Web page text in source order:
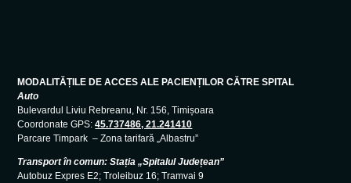
MODALITĂȚILE DE ACCES ALE PACIENȚILOR CĂTRE SPITAL
Auto
Bulevardul Liviu Rebreanu, Nr. 156, Timișoara
Coordonate GPS:45.737486, 21.241410
Parcare Timpark – Zona tarifară „Albastru”
Transport în comun: Stația „Spitalul Județean”
Autobuz Expres E2; Troleibuz 16; Tramvai 9